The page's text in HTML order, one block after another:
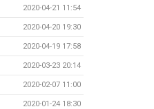
2020-04-21 11:54
2020-04-20 19:30
2020-04-19 17:58
2020-03-23 20:14
2020-02-07 11:00
2020-01-24 18:30